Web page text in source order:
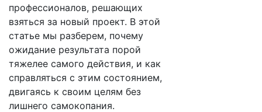
профессионалов, решающих
взяться за новый проект. В этой
статье мы разберем, почему
ожидание результата порой
тяжелее самого действия, и как
справляться с этим состоянием,
двигаясь к своим целям без
лишнего самокопания.